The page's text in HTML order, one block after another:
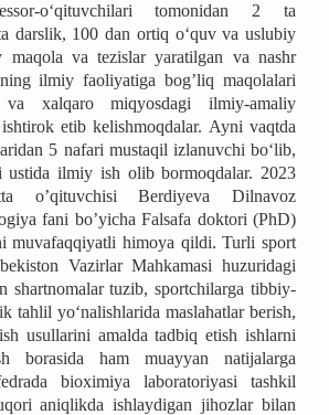
o‘qituvchilari tomonidan 2 ta
darslik, 100 dan ortiq o‘quv va uslubiy
maqola va tezislar yaratilgan va nashr
ilmiy faoliyatiga bog’liq maqolalari
xalqaro miqyosdagi ilmiy-amaliy
etib kelishmoqdalar. Ayni vaqtda
5 nafari mustaqil izlanuvchi bo‘lib,
ustida ilmiy ish olib bormoqdalar. 2023
o’qituvchisi Berdiyeva Dilnavoz
fani bo’yicha Falsafa doktori (PhD)
muvafaqqiyatli himoya qildi. Turli sport
Vazirlar Mahkamasi huzuridagi
tuzib, sportchilarga tibbiy-
tahlil yo‘nalishlarida maslahatlar berish,
usullarini amalda tadbiq etish ishlarni
borasida ham muayyan natijalarga
bioximiya laboratoriyasi tashkil
aniqlikda ishlaydigan jihozlar bilan